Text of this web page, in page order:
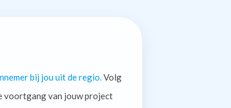
bij jou uit de regio. Volg
voortgang van jouw project